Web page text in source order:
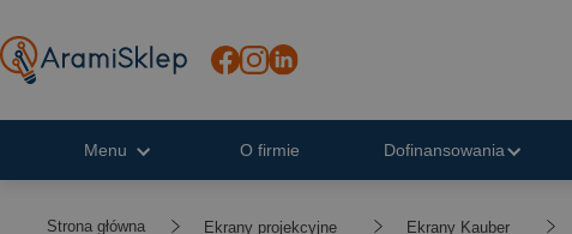
Menu O firmie Dofinansowania
Strona główna Ekrany projekcyjne Ekrany Kauber